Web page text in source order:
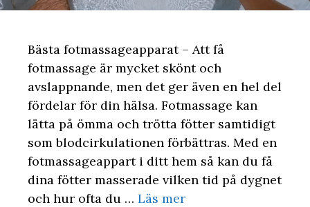
Bästa fotmassageapparat – Att få
fotmassage är mycket skönt och
avslappnande, men det ger även en hel del
fördelar för din hälsa. Fotmassage kan
lätta på ömma och trötta fötter samtidigt
som blodcirkulationen förbättras. Med en
fotmassageappart i ditt hem så kan du få
dina fötter masserade vilken tid på dygnet
och hur ofta du … Läs mer